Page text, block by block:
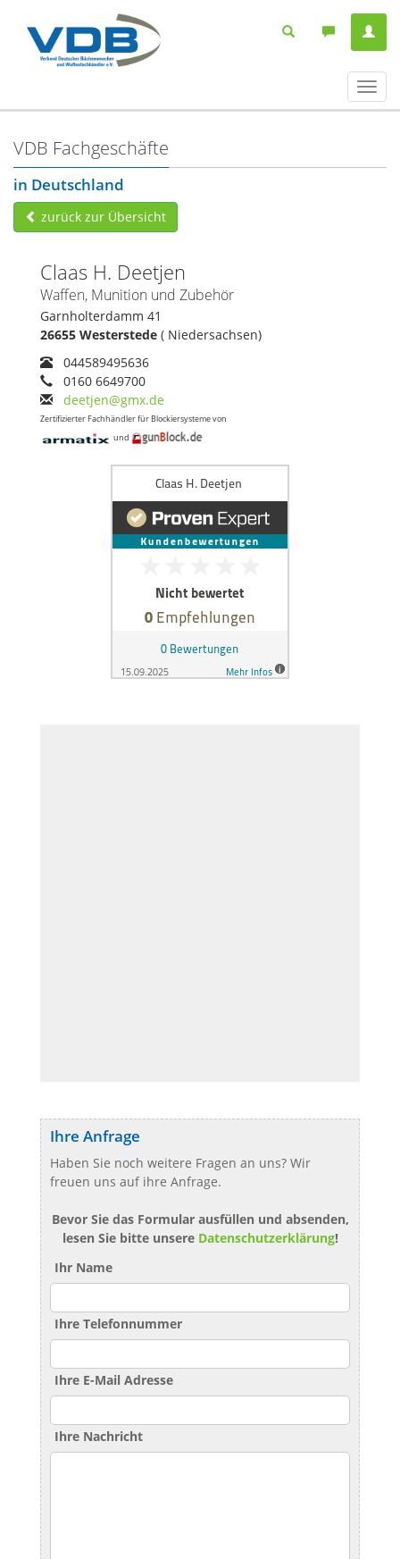
ein-/
VDB Fachgeschäfte
in Deutschland
zurück zur Übersicht
Claas H. Deetjen
Waffen, Munition und Zubehör
Garnholterdamm 41
26655 Westerstede ( Niedersachsen)
044589495636
0160 6649700
deetjen@gmx.de
Zertifizierter Fachhändler für Blockiersysteme von
und
Ihre Anfrage
Haben Sie noch weitere Fragen an uns? Wir
freuen uns auf ihre Anfrage.
Bevor Sie das Formular ausfüllen und absenden,
lesen Sie bitte unsere Datenschutzerklärung!
Ihr Name
Ihre Telefonnummer
Ihre E-Mail Adresse
Ihre Nachricht